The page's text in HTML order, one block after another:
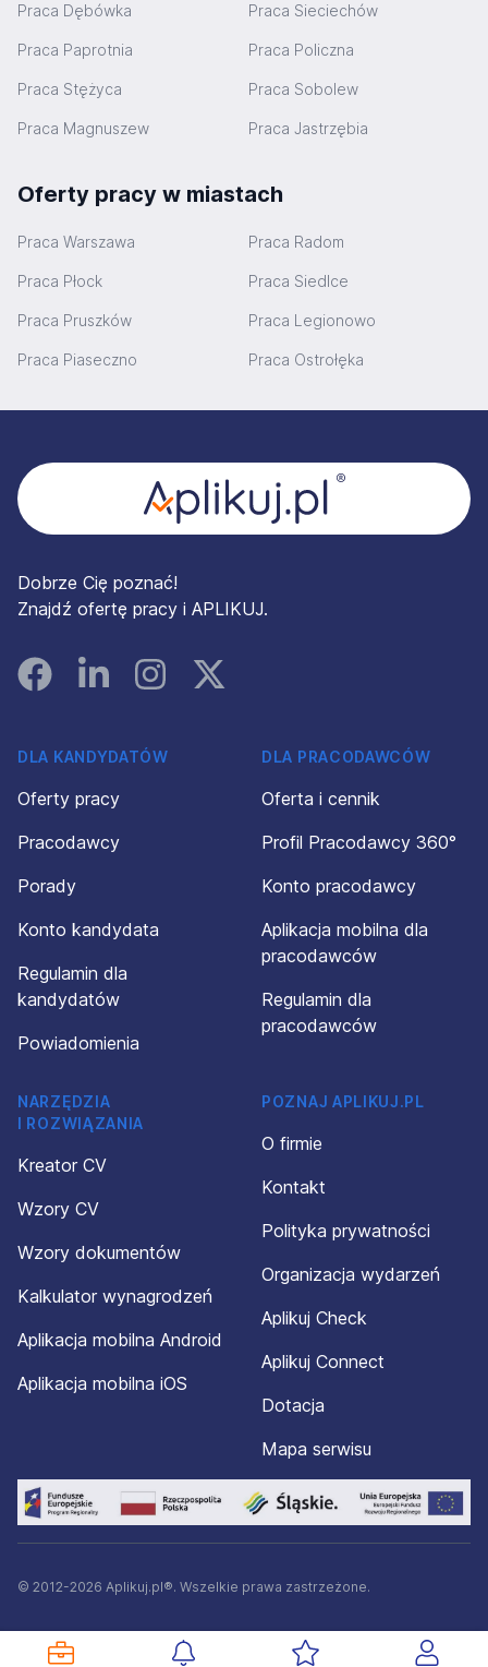
Praca Dębówka Praca Sieciechów
Praca Paprotnia Praca Policzna
Praca Stężyca Praca Sobolew
Praca Magnuszew Praca Jastrzębia
Oferty pracy w miastach
Praca Warszawa Praca Radom
Praca Płock Praca Siedlce
Praca Pruszków Praca Legionowo
Praca Piaseczno Praca Ostrołęka
Dobrze Cię poznać!
Znajdź ofertę pracy i APLIKUJ.
FacebookLinked InInstagramInstagram
DLA KANDYDATÓW
Oferty pracy
Pracodawcy
Porady
Konto kandydata
Regulamin dla
kandydatów
Powiadomienia
DLA PRACODAWCÓW
Oferta i cennik
Profil Pracodawcy 360°
Konto pracodawcy
Aplikacja mobilna dla
pracodawców
Regulamin dla
pracodawców
NARZĘDZIA
I ROZWIĄZANIA
Kreator CV
Wzory CV
Wzory dokumentów
Kalkulator wynagrodzeń
Aplikacja mobilna Android
Aplikacja mobilna iOS
POZNAJ APLIKUJ.PL
O firmie
Kontakt
Polityka prywatności
Organizacja wydarzeń
Aplikuj Check
Aplikuj Connect
Dotacja
Mapa serwisu
© 2012-2026 Aplikuj.pl®. Wszelkie prawa zastrzeżone.